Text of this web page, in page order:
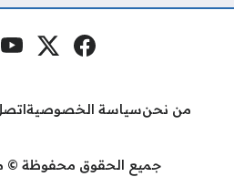
فيسبوكمنصة
من نحنسياسة الخصوصية
جميع الحقوق محفوظة ©